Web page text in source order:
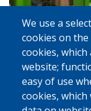
El Cau de
Calàbria, 24
We use a
cookies on
cookies,
website;
easy of use
cookies,